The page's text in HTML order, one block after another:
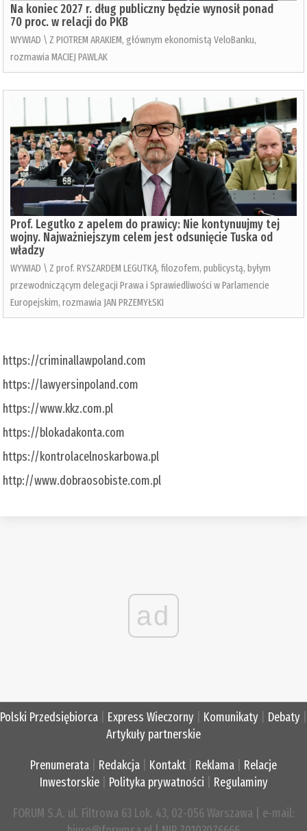
Na koniec 2027 r. dług publiczny będzie wynosił ponad
70 proc. w relacji do PKB
WYWIAD \ Z PIOTREM ARAKIEM, głównym ekonomistą VeloBanku,
rozmawia MACIEJ PAWLAK
Prof. Legutko z apelem do prawicy: Nie kontynuujmy tej
wojny. Najważniejszym celem jest odsunięcie Tuska od
władzy
WYWIAD \ Z prof. RYSZARDEM LEGUTKĄ, filozofem, publicystą, byłym
przewodniczącym delegacji Prawa i Sprawiedliwości w Parlamencie
Europejskim, rozmawia JAN PRZEMYŁSKI
https://criminallawpoland.com
https://lawyersinpoland.com
https://www.kkz.com.pl
https://blokadakonta.com
https://kontrolacelnoskarbowa.pl
http://www.dobraosobiste.com.pl
ad
Polski Przedsiębiorca Express Wieczorny Komunikaty Debaty
Artykuły partnerskie
Prenumerata Redakcja Kontakt Reklama
Relacje
Inwestorskie| Polityka prywatności Regulaminy
FORUM S.A. ul. Filtrowa 63 Lok. 43, 02-056 Warszawa | e-mail: